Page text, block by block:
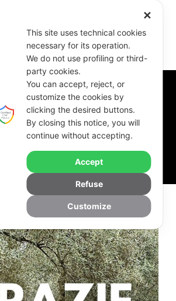
Category
News
✕
This site uses technical cookies
necessary for its operation.
We do not use profiling or third-
party cookies.
You can accept, reject, or
customize the cookies by
clicking the desired buttons.
By closing this notice, you will
continue without accepting.
Accept
Refuse
Customize